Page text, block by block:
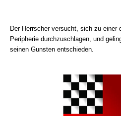
Der Herrscher versucht, sich zu einer
Peripherie durchzuschlagen, und
seinen Gunsten entschieden.